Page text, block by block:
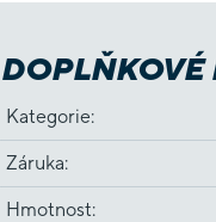
DOPLŇKOVÉ
Kategorie:
Záruka:
Hmotnost: